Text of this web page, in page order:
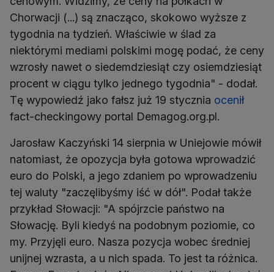
Chorwacji (...) są znacząco, skokowo wyższe z
tygodnia na tydzień. Właściwie w ślad za
niektórymi mediami polskimi mogę podać, że ceny
wzrosły nawet o siedemdziesiąt czy osiemdziesiąt
procent w ciągu tylko jednego tygodnia" - dodał.
Tę wypowiedź jako fałsz już 19 stycznia ocenił
fact-checkingowy portal Demagog.org.pl.
Jarosław Kaczyński 14 sierpnia w Uniejowie mówił
natomiast, że opozycja była gotowa wprowadzić
euro do Polski, a jego zdaniem po wprowadzeniu
tej waluty "zaczęlibyśmy iść w dół". Podał także
przykład Słowacji: "A spójrzcie państwo na
Słowację. Byli kiedyś na podobnym poziomie, co
my. Przyjęli euro. Nasza pozycja wobec średniej
unijnej wzrasta, a u nich spada. To jest ta różnica.